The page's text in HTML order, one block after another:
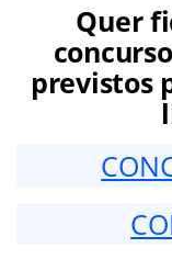
Quer
previstos